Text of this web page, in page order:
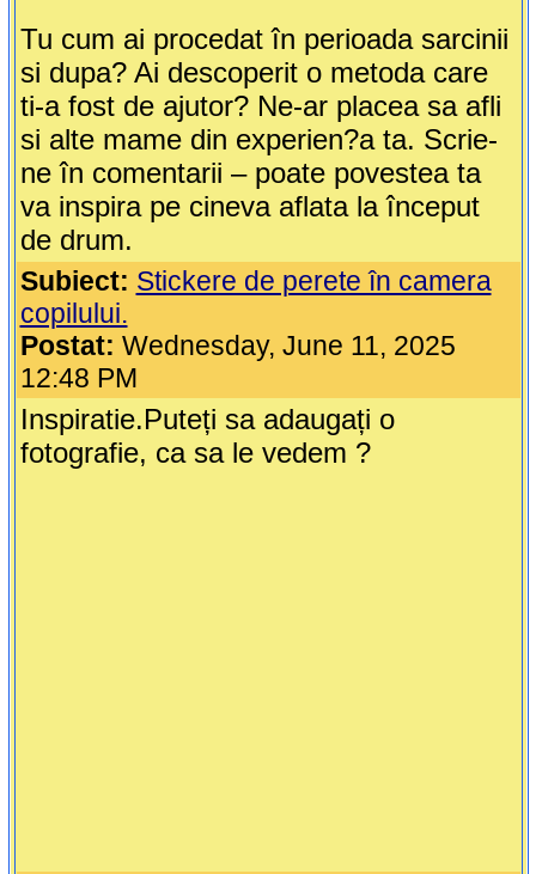
Tu cum ai procedat în perioada sarcinii
si dupa? Ai descoperit o metoda care
ti-a fost de ajutor? Ne-ar placea sa afli
si alte mame din experien?a ta. Scrie-
ne în comentarii – poate povestea ta
va inspira pe cineva aflata la început
de drum.
Subiect: Stickere de perete în camera
copilului.
Postat: Wednesday, June 11, 2025
12:48 PM
Inspiratie.Puteți sa adaugați o
fotografie, ca sa le vedem ?